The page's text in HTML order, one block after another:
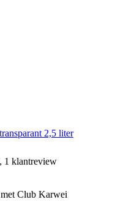
2,5 liter
1 klantreview
Club Karwei